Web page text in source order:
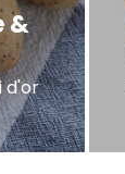
&
d'or